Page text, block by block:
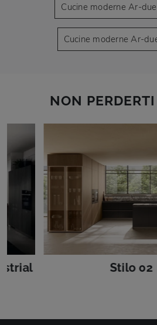
Cucine moderne Ar-
Cucine moderne Ar-
NON
Stilo 02